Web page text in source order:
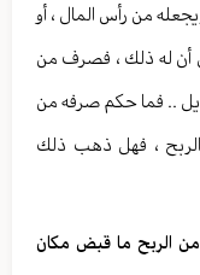
من رأس المال ، أو
له ذلك ، فصرف من
.. فما حكم صرفه من
، فهل ذهب ذلك
الربح ما قبض مكان